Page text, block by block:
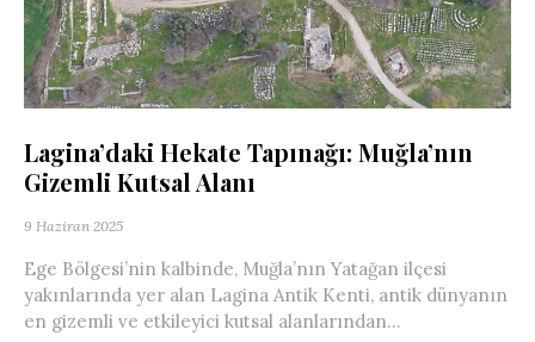
Lagina’daki Hekate Tapınağı: Muğla’nın
Gizemli Kutsal Alanı
9 Haziran 2025
Ege Bölgesi’nin kalbinde, Muğla’nın Yatağan ilçesi
yakınlarında yer alan Lagina Antik Kenti, antik dünyanın
en gizemli ve etkileyici kutsal alanlarından...